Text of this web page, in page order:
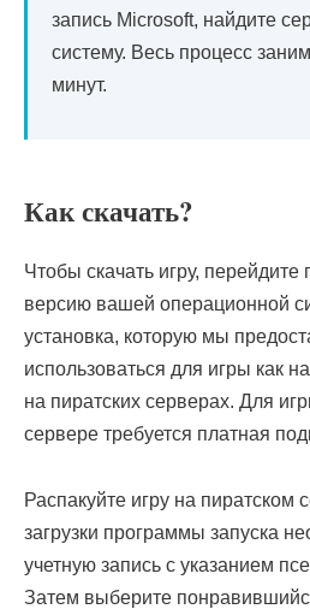
запись Microsoft, найдите
систему. Весь процесс
минут.
Как скачать?
Чтобы скачать игру,
версию вашей операционной
установка, которую мы
использоваться для игры как
на пиратских серверах. Для
сервере требуется платная
Распакуйте игру на пиратском
загрузки программы запуска
учетную запись с указанием
Затем выберите